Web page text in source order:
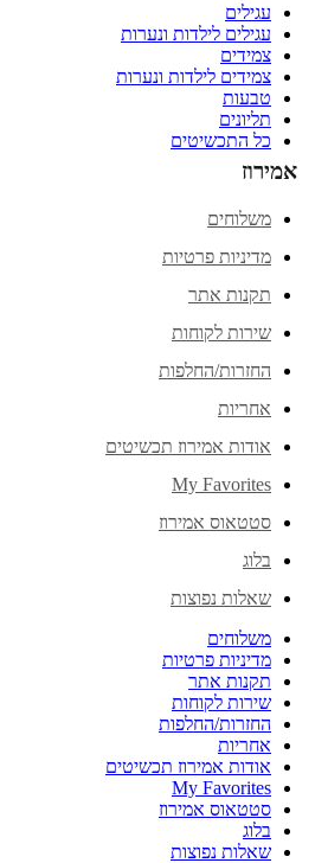
עגילים
עגילים לילדות ונערות
צמידים
צמידים לילדות ונערות
טבעות
תליונים
כל התכשיטים
אמירוז
משלוחים
מדיניות פרטיות
תקנות אתר
שירות לקוחות
החזרות/החלפות
אחריות
אודות אמירוז תכשיטים
My Favorites
סטטאוס אמירוז
בלוג
שאלות נפוצות
משלוחים
מדיניות פרטיות
תקנות אתר
שירות לקוחות
החזרות/החלפות
אחריות
אודות אמירוז תכשיטים
My Favorites
סטטאוס אמירוז
בלוג
שאלות נפוצות